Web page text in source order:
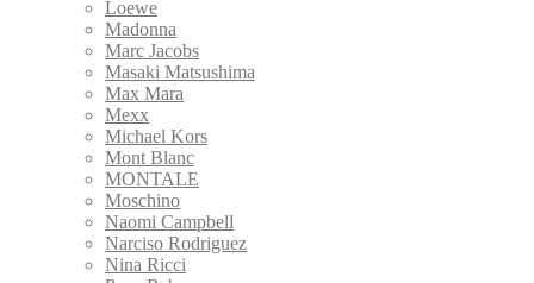
Loewe
Madonna
Marc Jacobs
Masaki Matsushima
Max Mara
Mexx
Michael Kors
Mont Blanc
MONTALE
Moschino
Naomi Campbell
Narciso Rodriguez
Nina Ricci